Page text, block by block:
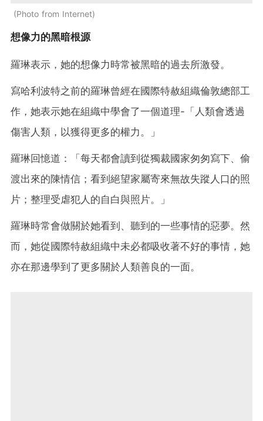
Photo from Internet
想像力的黑暗根源
羅琳表示，她的想像力時常被黑暗的過去所激發。
寫哈利波特之前的羅琳曾經在國際特赦組織倫敦總部工
作，她表示她在組織中學會了一個道理-「人類會透過
傷害人類，以獲得更多的權力。」
羅琳回憶道：「每天都會讀到從獨裁國家匆匆寫下、偷
渡出來的陳情信；看到絕望家屬寄來無故失蹤人口的照
片；整理受虐犯人的自白與照片。」
羅琳時常會做關於她看到、聽到的一些事情的惡夢。然
而，她從國際特赦組織中未必都吸收著不好的事情，她
亦在那邊學到了更多關於人類善良的一面。